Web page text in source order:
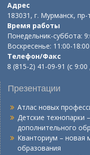
Адрес
183031, г. Мурманск,
Время работы
Понедельник-суббота:
Воскресенье: 11:00-18:00
Телефон/Факс
8 (815-2) 41-09-91 (с 9:00
Презентации
Атлас новых
Детские технопарки
дополнительного
Кванториум – новая
образования